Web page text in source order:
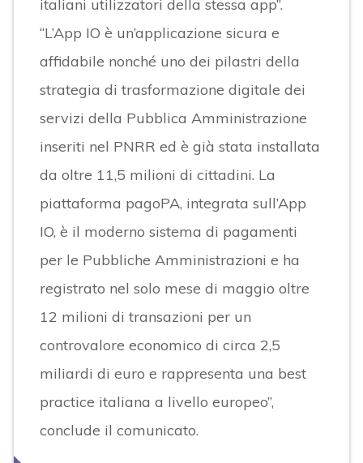
italiani utilizzatori della stessa app”.
“L’App IO è un’applicazione sicura e
affidabile nonché uno dei pilastri della
strategia di trasformazione digitale dei
servizi della Pubblica Amministrazione
inseriti nel PNRR ed è già stata installata
da oltre 11,5 milioni di cittadini. La
piattaforma pagoPA, integrata sull’App
IO, è il moderno sistema di pagamenti
per le Pubbliche Amministrazioni e ha
registrato nel solo mese di maggio oltre
12 milioni di transazioni per un
controvalore economico di circa 2,5
miliardi di euro e rappresenta una best
practice italiana a livello europeo”,
conclude il comunicato.